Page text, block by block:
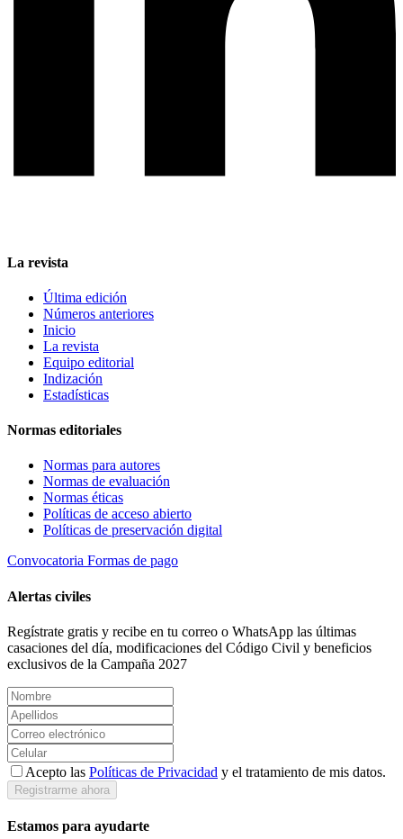
La revista
Última edición
Números anteriores
Inicio
La revista
Equipo editorial
Indización
Estadísticas
Normas editoriales
Normas para autores
Normas de evaluación
Normas éticas
Políticas de acceso abierto
Políticas de preservación digital
Convocatoria Formas de pago
Alertas civiles
Regístrate gratis y recibe en tu correo o WhatsApp las últimas
casaciones del día, modificaciones del Código Civil y beneficios
exclusivos de la Campaña 2027
Acepto las Políticas de Privacidad y el tratamiento de mis datos.
Registrarme ahora
Estamos para ayudarte